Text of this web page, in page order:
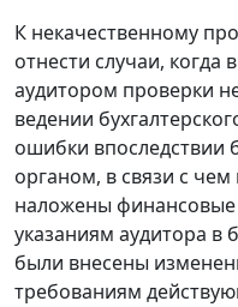
К некачественному
отнести случаи, когда
аудитором проверки
ведении
ошибки
органом, в связи с
наложены финансовые
указаниям аудитора в
были внесены
требованиям